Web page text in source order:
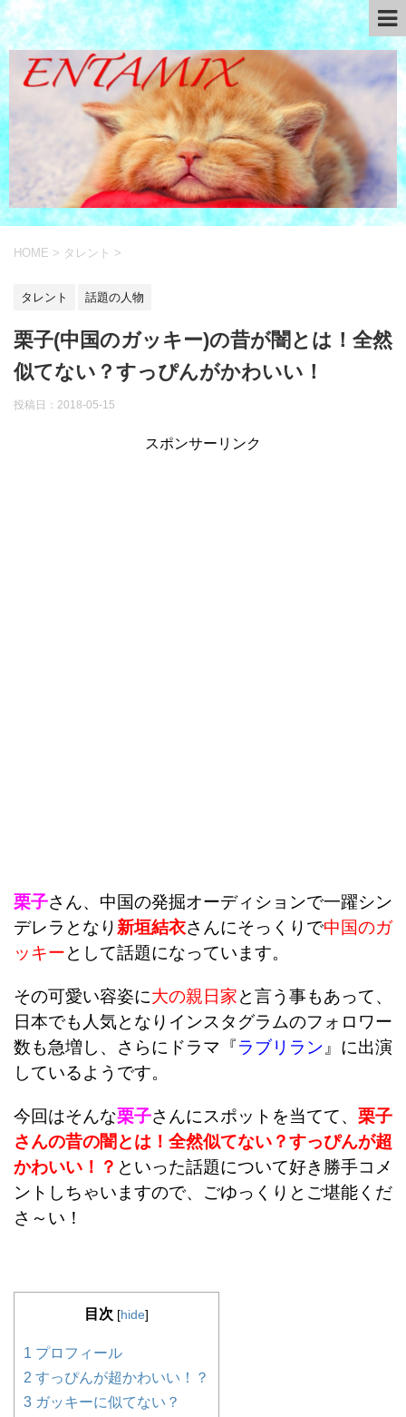
HOME > タレント >
タレント 話題の人物
栗子(中国のガッキー)の昔が闇とは！全然
似てない？すっぴんがかわいい！
投稿日： 2018-05-15
スポンサーリンク
栗子さん、中国の発掘オーディションで一躍シン
デレラとなり 新垣結衣さんにそっくりで中国のガ
ッキーとして話題になっています。
その可愛い容姿に大の親日家と言う事もあって、
日本でも人気となりインスタグラムのフォロワー
数も急増し、さらにドラマ『ラブリラン 』に出演
しているようです。
今回はそんな栗子さんにスポットを当てて、 栗子
さんの昔の闇とは！全然似てない？すっぴんが超
かわいい！？ といった話題について好き勝手コメ
ントしちゃいますので、ごゆっくりとご堪能くだ
さ～い！
目次 [hide]
1 プロフィール
2 すっぴんが超かわいい！？
3 ガッキーに似てない？